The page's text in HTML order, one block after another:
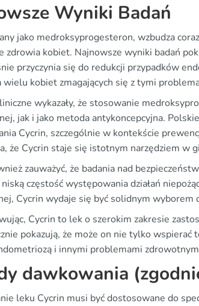
Wyniki Badań
jako medroksyprogesteron, wzbudza
zdrowia kobiet. Najnowsze wyniki badań
przyczynia się do redukcji przypadków
wielu kobiet zmagających się z tymi
wykazały, że stosowanie
jak i jako metoda antykoncepcyjna.
Cycrin, szczególnie w kontekście
że Cycrin staje się istotnym narzędziem w
zauważyć, że badania nad
częstość występowania działań
Cycrin wydaje się być solidnym
Cycrin to lek o szerokim zakresie
pokazują, że może on nie tylko
i innymi problemami
dawkowania
leku Cycrin musi być dostosowane do